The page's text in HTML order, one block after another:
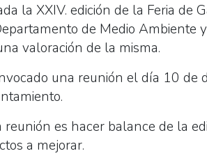
la XXIV. edición de la Feria de
de Medio
valoración de la misma.
una reunión el día 10 de
reunión es hacer balance de la
a mejorar.